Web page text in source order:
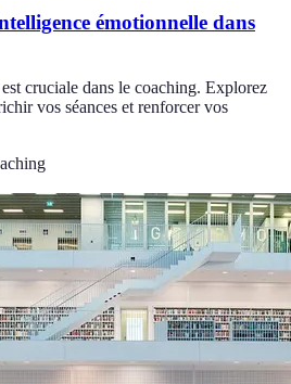
émotionnelle dans
cruciale dans le coaching. Explorez
vos séances et renforcer vos